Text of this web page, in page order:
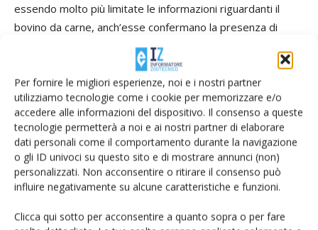
Per fornire le migliori esperienze, noi e i nostri partner
utilizziamo tecnologie come i cookie per memorizzare e/o
accedere alle informazioni del dispositivo. Il consenso a queste
tecnologie permetterà a noi e ai nostri partner di elaborare
dati personali come il comportamento durante la navigazione
o gli ID univoci su questo sito e di mostrare annunci (non)
personalizzati. Non acconsentire o ritirare il consenso può
influire negativamente su alcune caratteristiche e funzioni.
Clicca qui sotto per acconsentire a quanto sopra o per fare
essendo molto più limitate le informazioni riguardanti il
bovino da carne, anch’esse confermano la presenza di
effetti fortemente negativi.
O’Brien et al (2010), simulando nel corso di un periodo di 9
giorni un naturale andamento circadiano del clima estivo,
con un graduale aumento della temperatura da 29 °C alle 6
di mattina fino a 40.0 °C alle 4 del pomeriggio, con un lento
ritorno a 29 °C alle 11 di sera e in presenza di un’umidità
del 20%, riscontrarono in giovani vitelli da carne una
riduzione delle performance di crescita del 90%, un minor
consumo di sostanza secca del 7.3% ed un aumento del